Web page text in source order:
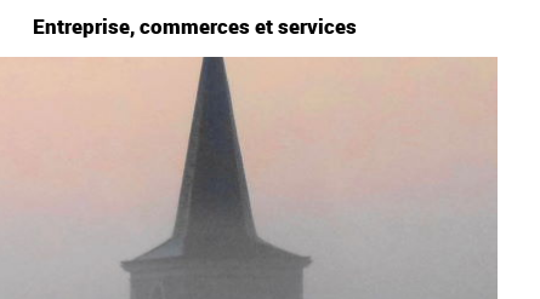
Entreprise, commerces et services